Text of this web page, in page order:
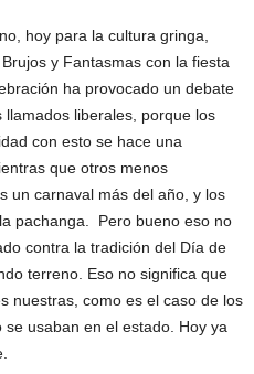
hoy para la cultura gringa,
y Fantasmas con la fiesta
ha provocado un debate
liberales, porque los
con esto se hace una
que otros menos
un carnaval más del año, y los
pachanga. Pero bueno eso no
contra la tradición del Día de
terreno. Eso no significa que
nuestras, como es el caso de los
usaban en el estado. Hoy ya